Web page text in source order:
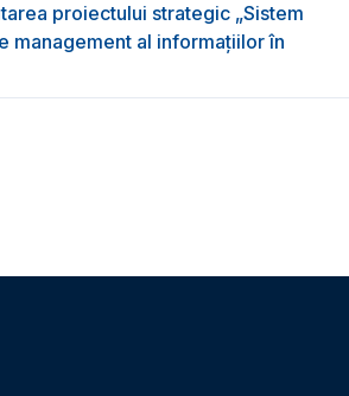
proiectului strategic „Sistem
management al informațiilor în